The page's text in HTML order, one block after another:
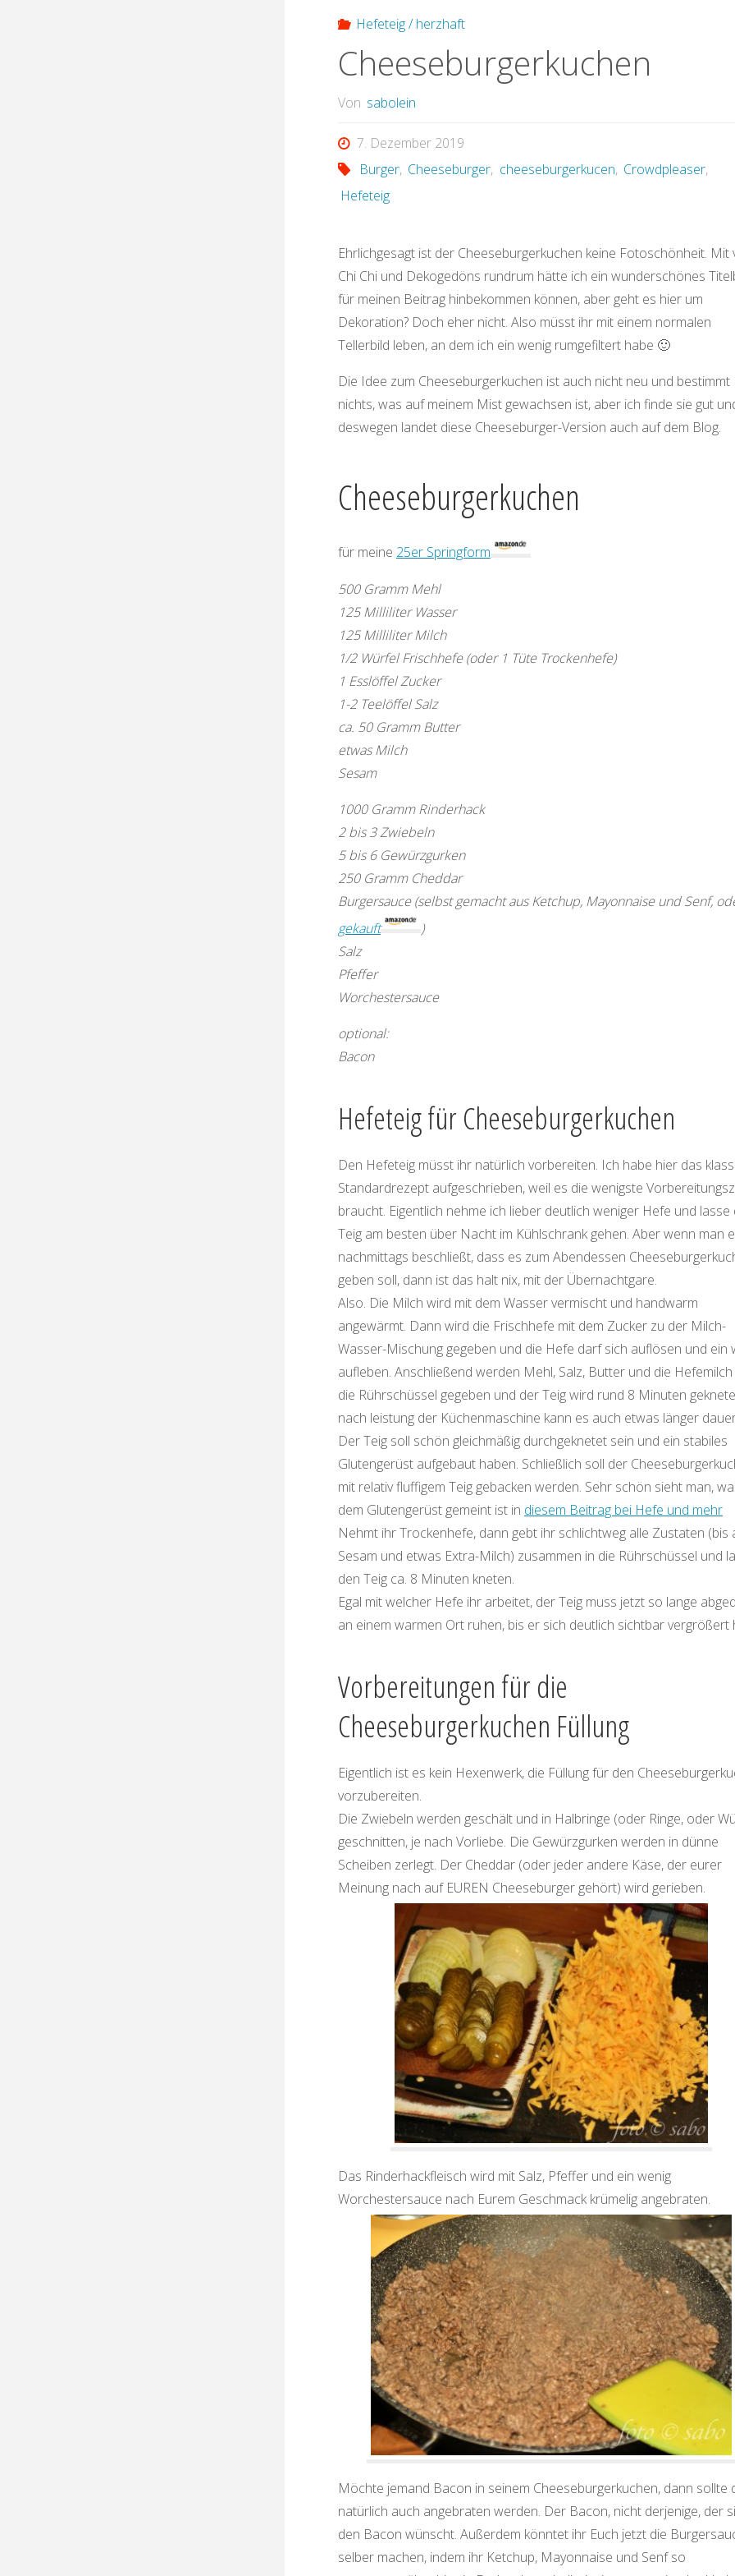
Hefeteig / herzhaft
Cheeseburgerkuchen
Von sabolein
7. Dezember 2019
Burger, Cheeseburger, cheeseburgerkucen, Crowdpleaser,
Hefeteig
Ehrlichgesagt ist der Cheeseburgerkuchen keine Fotoschönheit. Mit
Chi Chi und Dekogedöns rundrum hätte ich ein wunderschönes
für meinen Beitrag hinbekommen können, aber geht es hier um
Dekoration? Doch eher nicht. Also müsst ihr mit einem normalen
Tellerbild leben, an dem ich ein wenig rumgefiltert habe 🙂
Die Idee zum Cheeseburgerkuchen ist auch nicht neu und bestimmt
nichts, was auf meinem Mist gewachsen ist, aber ich finde sie gut
deswegen landet diese Cheeseburger-Version auch auf dem Blog.
Cheeseburgerkuchen
für meine 25er Springform
500 Gramm Mehl
125 Milliliter Wasser
125 Milliliter Milch
1/2 Würfel Frischhefe (oder 1 Tüte Trockenhefe)
1 Esslöffel Zucker
1-2 Teelöffel Salz
ca. 50 Gramm Butter
etwas Milch
Sesam
1000 Gramm Rinderhack
2 bis 3 Zwiebeln
5 bis 6 Gewürzgurken
250 Gramm Cheddar
Burgersauce (selbst gemacht aus Ketchup, Mayonnaise und Senf,
gekauft
)
Salz
Pfeffer
Worchestersauce
optional:
Bacon
Hefeteig für Cheeseburgerkuchen
Den Hefeteig müsst ihr natürlich vorbereiten. Ich habe hier das
Standardrezept aufgeschrieben, weil es die wenigste
braucht. Eigentlich nehme ich lieber deutlich weniger Hefe und lasse
Teig am besten über Nacht im Kühlschrank gehen. Aber wenn man
nachmittags beschließt, dass es zum Abendessen
geben soll, dann ist das halt nix, mit der Übernachtgare.
Also. Die Milch wird mit dem Wasser vermischt und handwarm
angewärmt. Dann wird die Frischhefe mit dem Zucker zu der Milch-
Wasser-Mischung gegeben und die Hefe darf sich auflösen und ein
aufleben. Anschließend werden Mehl, Salz, Butter und die
die Rührschüssel gegeben und der Teig wird rund 8 Minuten
nach leistung der Küchenmaschine kann es auch etwas länger
Der Teig soll schön gleichmäßig durchgeknetet sein und ein stabiles
Glutengerüst aufgebaut haben. Schließlich soll der
mit relativ fluffigem Teig gebacken werden. Sehr schön sieht man,
dem Glutengerüst gemeint ist in diesem Beitrag bei Hefe und mehr
Nehmt ihr Trockenhefe, dann gebt ihr schlichtweg alle Zustaten (bis
Sesam und etwas Extra-Milch) zusammen in die Rührschüssel und
den Teig ca. 8 Minuten kneten.
Egal mit welcher Hefe ihr arbeitet, der Teig muss jetzt so lange
an einem warmen Ort ruhen, bis er sich deutlich sichtbar vergrößert
Vorbereitungen für die
Cheeseburgerkuchen Füllung
Eigentlich ist es kein Hexenwerk, die Füllung für den
vorzubereiten.
Die Zwiebeln werden geschält und in Halbringe (oder Ringe, oder
geschnitten, je nach Vorliebe. Die Gewürzgurken werden in dünne
Scheiben zerlegt. Der Cheddar (oder jeder andere Käse, der eurer
Meinung nach auf EUREN Cheeseburger gehört) wird gerieben.
Das Rinderhackfleisch wird mit Salz, Pfeffer und ein wenig
Worchestersauce nach Eurem Geschmack krümelig angebraten.
Möchte jemand Bacon in seinem Cheeseburgerkuchen, dann sollte
natürlich auch angebraten werden. Der Bacon, nicht derjenige, der
den Bacon wünscht. Außerdem könntet ihr Euch jetzt die
selber machen, indem ihr Ketchup, Mayonnaise und Senf so